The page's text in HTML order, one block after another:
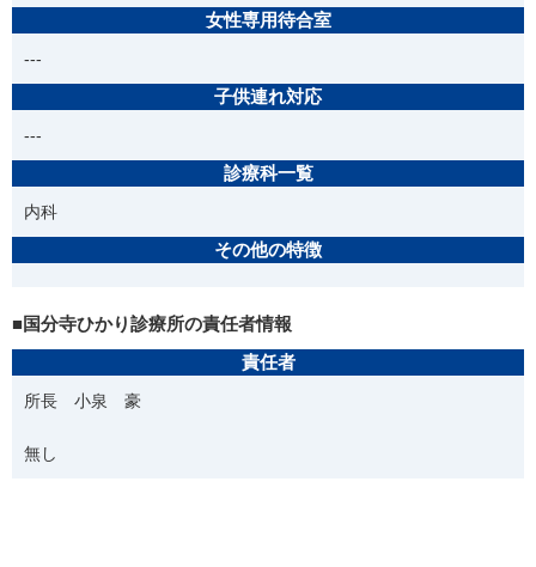
女性専用待合室
---
子供連れ対応
---
診療科一覧
内科
その他の特徴
■国分寺ひかり診療所の責任者情報
責任者
所長 小泉 豪
無し